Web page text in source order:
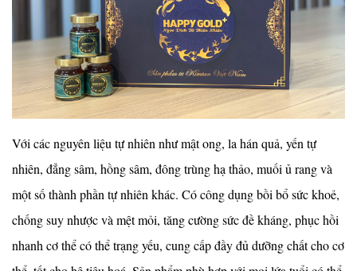
Với các nguyên liệu tự nhiên như mật ong, la hán quả, yến tự
nhiên, đẳng sâm, hồng sâm, đông trùng hạ thảo, muối ủ rang và
một số thành phần tự nhiên khác. Có công dụng bồi bổ sức khoẻ,
chống suy nhược và mệt mỏi, tăng cường sức đề kháng, phục hồi
nhanh cơ thể có thể trạng yếu, cung cấp đầy đủ dưỡng chất cho cơ